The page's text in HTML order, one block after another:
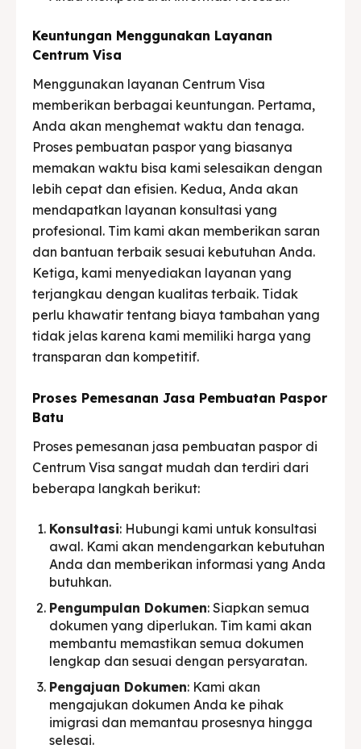
Keuntungan Menggunakan Layanan
Centrum Visa
Menggunakan layanan Centrum Visa
memberikan berbagai keuntungan. Pertama,
Anda akan menghemat waktu dan tenaga.
Proses pembuatan paspor yang biasanya
memakan waktu bisa kami selesaikan dengan
lebih cepat dan efisien. Kedua, Anda akan
mendapatkan layanan konsultasi yang
profesional. Tim kami akan memberikan saran
dan bantuan terbaik sesuai kebutuhan Anda.
Ketiga, kami menyediakan layanan yang
terjangkau dengan kualitas terbaik. Tidak
perlu khawatir tentang biaya tambahan yang
tidak jelas karena kami memiliki harga yang
transparan dan kompetitif.
Proses Pemesanan Jasa Pembuatan Paspor
Batu
Proses pemesanan jasa pembuatan paspor di
Centrum Visa sangat mudah dan terdiri dari
beberapa langkah berikut:
Konsultasi: Hubungi kami untuk konsultasi
awal. Kami akan mendengarkan kebutuhan
Anda dan memberikan informasi yang Anda
butuhkan.
Pengumpulan Dokumen: Siapkan semua
dokumen yang diperlukan. Tim kami akan
membantu memastikan semua dokumen
lengkap dan sesuai dengan persyaratan.
Pengajuan Dokumen: Kami akan
mengajukan dokumen Anda ke pihak
imigrasi dan memantau prosesnya hingga
selesai.